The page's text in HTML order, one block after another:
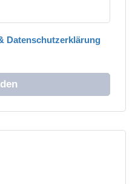
Datenschutzerklärung